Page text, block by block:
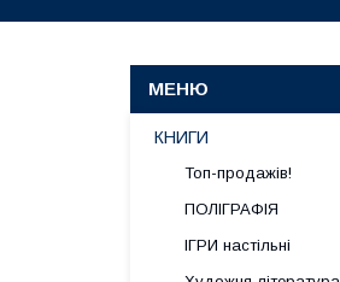
КНИГИ
Топ-продажів!
ПОЛІГРАФІЯ
ІГРИ настільні